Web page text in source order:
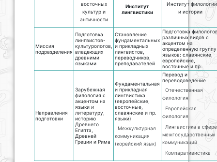
восточных
культур и
античности
Институт
лингвистики
Институт филологии
и истории
Миссия
подразделения
Подготовка
лингвистов-
культурологов,
владеющих
древними
языками
Становление
фундаментальных
и прикладных
лингвистов,
переводчиков,
преподавателей
Подготовка
различных видов с
акцентом на
определенную группу
языков: славянские,
европейские,
восточные и пр.
Направления
подготовки
Зарубежная
филология с
акцентом на
языки и
литературу,
историю
Древнего
Египта,
Древней
Греции и Рима
Фундаментальная
и прикладная
лингвистика
(европейские,
восточные,
славянские и пр.
языки)
Межкультурная
коммуникация
(корейский язык)
Перевод и
переводоведение
Отечественная
филология
Европейская
филология
Лингвистика в сфере
межгосударственных
коммуникаций
Компаративистика